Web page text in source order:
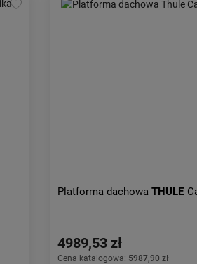
Platforma dachowa THULE
4989,53 zł
Cena katalogowa: 5987,90 zł